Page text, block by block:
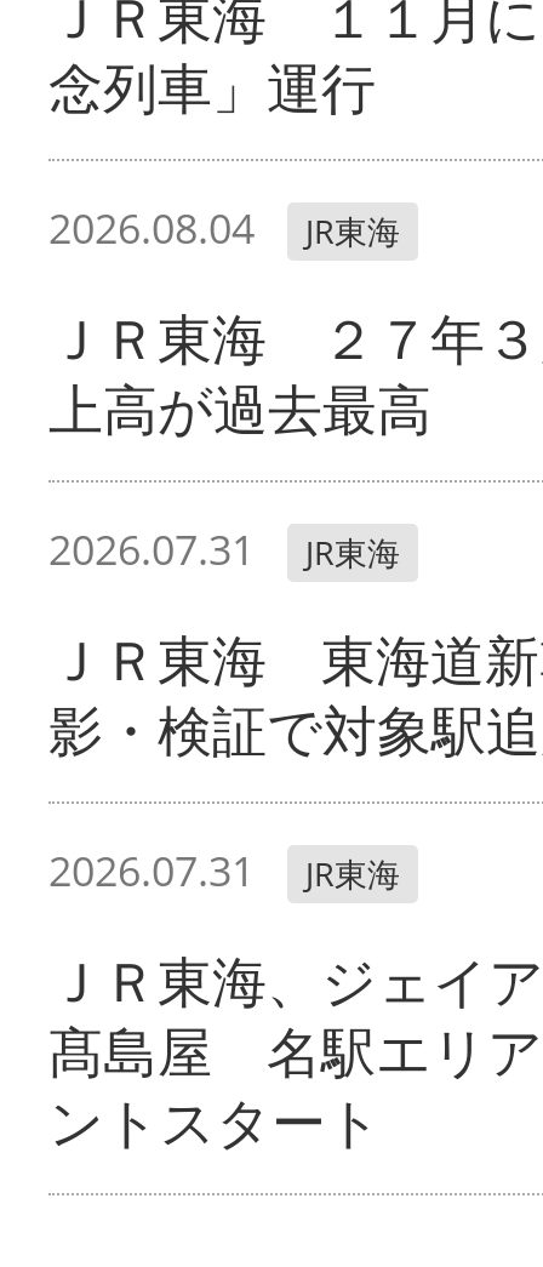
ＪＲ東海 １１月
念列車」運行
2026.08.04 JR東海
ＪＲ東海 ２７年
上高が過去最高
2026.07.31 JR東海
ＪＲ東海 東海道
影・検証で対象駅
2026.07.31 JR東海
ＪＲ東海、ジェイ
髙島屋 名駅エリ
ントスタート